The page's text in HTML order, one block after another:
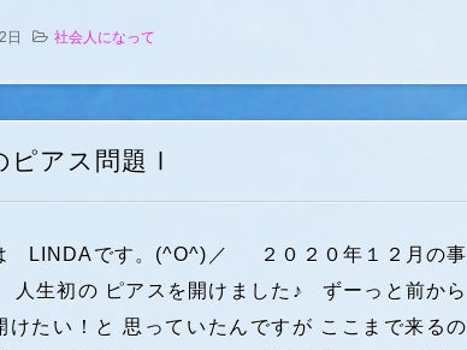
日 社会人になって
ピアス問題Ⅰ
LINDAです。(^O^)／ ２０２０年１２月の事
生初の ピアスを開けました♪ ずーっと前から
けたい！と 思っていたんですが ここまで来るの